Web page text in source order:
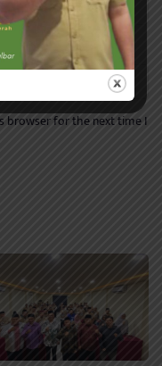
browser for the next time I